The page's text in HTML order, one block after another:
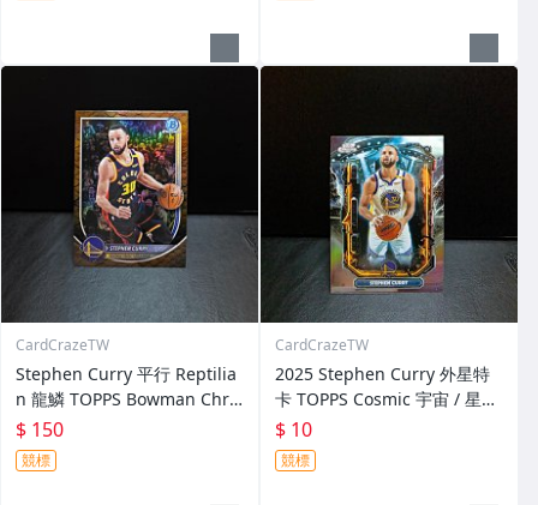
CardCrazeTW
Stephen Curry 平行 Reptilia
n 龍鱗 TOPPS Bowman Chro
me NBA 2025-26 籃球卡 War
riors 勇士隊
$ 150
競標
CardCrazeTW
2025 Stephen Curry 外星特
卡 TOPPS Cosmic 宇宙 / 星球
NBA 有傷 籃球卡 Warriors 勇
士隊
$ 10
競標